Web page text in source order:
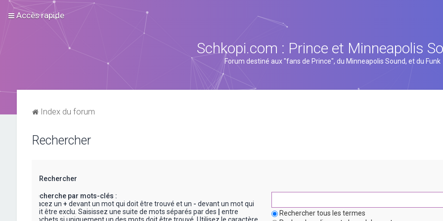
Accès rapide
Schkopi.com : Prince et Minneapolis
Forum destiné aux "fans de Prince", du Minneapolis Sound, et du Funk
Index du forum
Rechercher
Rechercher
Recherche par mots-clés :
Placez un + devant un mot qui doit être trouvé et un - devant un mot qui
doit être exclu. Saisissez une suite de mots séparés par des
entre
Rechercher tous les termes